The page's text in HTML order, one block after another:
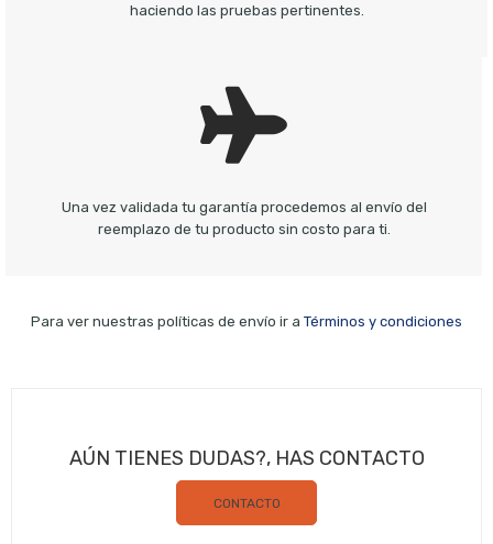
haciendo las pruebas pertinentes.
Una vez validada tu garantía procedemos al envío del
reemplazo de tu producto sin costo para ti.
Para ver nuestras políticas de envío ir a Términos y condiciones
AÚN TIENES DUDAS?, HAS CONTACTO
CONTACTO